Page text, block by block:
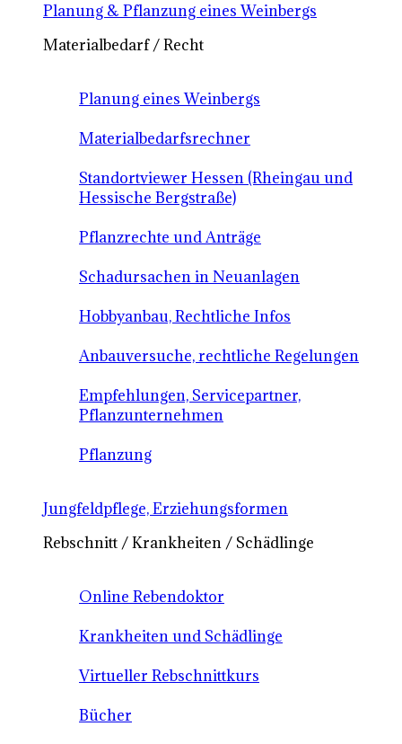
Planung & Pflanzung eines Weinbergs
Materialbedarf / Recht
Planung eines Weinbergs
Materialbedarfsrechner
Standortviewer Hessen (Rheingau und
Hessische Bergstraße)
Pflanzrechte und Anträge
Schadursachen in Neuanlagen
Hobbyanbau, Rechtliche Infos
Anbauversuche, rechtliche Regelungen
Empfehlungen, Servicepartner,
Pflanzunternehmen
Pflanzung
Jungfeldpflege, Erziehungsformen
Rebschnitt / Krankheiten / Schädlinge
Online Rebendoktor
Krankheiten und Schädlinge
Virtueller Rebschnittkurs
Bücher